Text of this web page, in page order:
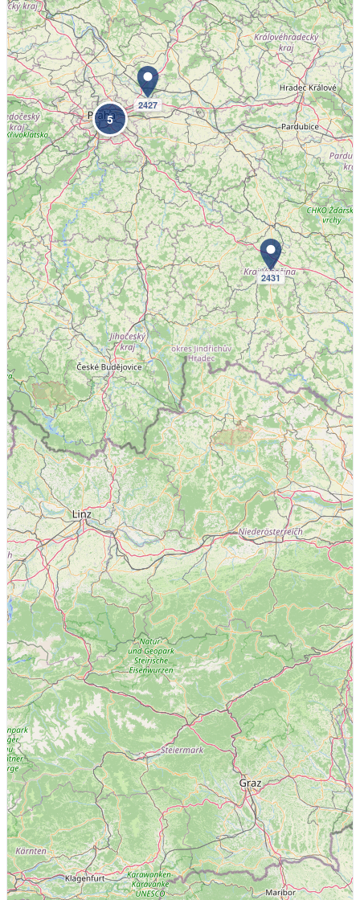
2431
2427
5